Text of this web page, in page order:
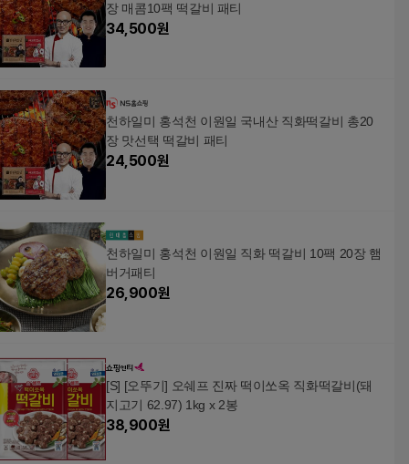
장 매콤10팩 떡갈비 패티
34,500원
천하일미 홍석천 이원일 국내산 직화떡갈비 총20
장 맛선택 떡갈비 패티
24,500원
천하일미 홍석천 이원일 직화 떡갈비 10팩 20장 햄
버거패티
26,900원
[S] [오뚜기] 오쉐프 진짜 떡이쏘옥 직화떡갈비(돼
지고기 62.97) 1kg x 2봉
38,900원